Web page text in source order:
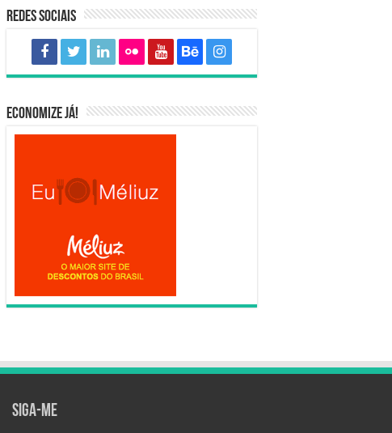
Redes sociais
Economize já!
Siga-me